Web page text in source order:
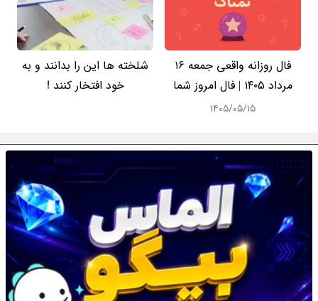
فال روزانه واقعی جمعه ۱۶
مرداد ۱۴۰۵ | فال امروز شما
۱۴۰۵/۰۵/۱۵
شلخته ها این را بدانند و به
خود افتخار کنند !